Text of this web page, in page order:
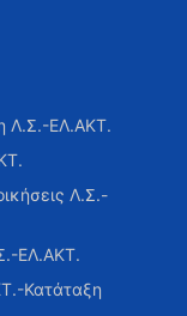
Λ.Σ.-ΕΛ.ΑΚΤ.
Λ.Σ.-
ΕΛ.ΑΚΤ.
Κατάταξη